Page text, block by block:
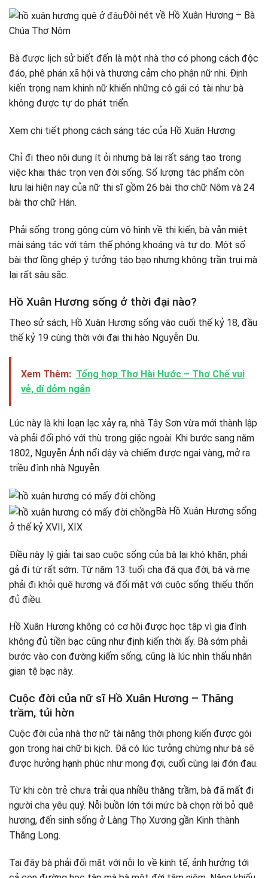
Đôi nét về Hồ Xuân Hương – Bà
Chúa Thơ Nôm
Bà được lịch sử biết đến là một nhà thơ có phong cách độc
đáo, phê phán xã hội và thương cảm cho phận nữ nhi. Định
kiến trọng nam khinh nữ khiến những cô gái có tài như bà
không được tự do phát triển.
Xem chi tiết phong cách sáng tác của Hồ Xuân Hương
Chỉ đi theo nội dung ít ỏi nhưng bà lại rất sáng tạo trong
việc khai thác trọn vẹn đời sống. Số lượng tác phẩm còn
lưu lại hiện nay của nữ thi sĩ gồm 26 bài thơ chữ Nôm và 24
bài thơ chữ Hán.
Phải sống trong gông cùm vô hình về thị kiến, bà vẫn miệt
mài sáng tác với tâm thế phóng khoáng và tự do. Một số
bài thơ lồng ghép ý tưởng táo bạo nhưng không trần trụi mà
lại rất sâu sắc.
Hồ Xuân Hương sống ở thời đại nào?
Theo sử sách, Hồ Xuân Hương sống vào cuối thế kỷ 18, đầu
thế kỷ 19 cùng thời với đại thi hào Nguyễn Du.
Xem Thêm: Tổng hợp Thơ Hài Hước – Thơ Chế vui
vẻ, dí dỏm ngắn
Lúc này là khi loạn lạc xảy ra, nhà Tây Sơn vừa mới thành lập
và phải đối phó với thù trong giặc ngoài. Khi bước sang năm
1802, Nguyễn Ánh nổi dậy và chiếm được ngai vàng, mở ra
triều đình nhà Nguyễn.
Bà Hồ Xuân Hương sống
ở thế kỷ XVII, XIX
Điều này lý giải tại sao cuộc sống của bà lại khó khăn, phải
gả đi từ rất sớm. Từ năm 13 tuổi cha đã qua đời, bà và mẹ
phải đi khỏi quê hương và đối mặt với cuộc sống thiếu thốn
đủ điều.
Hồ Xuân Hương không có cơ hội được học tập vì gia đình
không đủ tiền bạc cũng như định kiến thời ấy. Bà sớm phải
bước vào con đường kiếm sống, cũng là lúc nhìn thấu nhân
gian tệ bạc này.
Cuộc đời của nữ sĩ Hồ Xuân Hương – Thăng
trầm, tủi hờn
Cuộc đời của nhà thơ nữ tài năng thời phong kiến được gói
gọn trong hai chữ bi kịch. Đã có lúc tưởng chừng như bà sẽ
được hưởng hạnh phúc như mong đợi, cuối cùng lại đớn đau.
Từ khi còn trẻ chưa trải qua nhiều thăng trầm, bà đã mất đi
người cha yêu quý. Nỗi buồn lớn tới mức bà chọn rời bỏ quê
hương, đến sinh sống ở Làng Thọ Xương gần Kinh thành
Thăng Long.
Tại đây bà phải đối mặt với nỗi lo về kinh tế, ảnh hưởng tới